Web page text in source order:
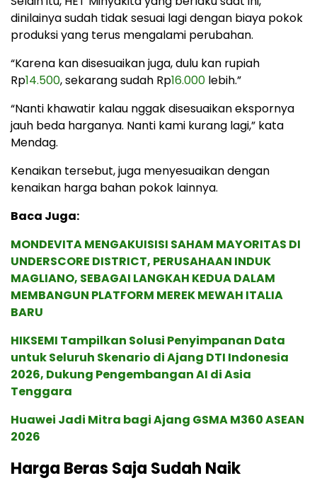
dinilainya sudah tidak sesuai lagi dengan biaya pokok
produksi yang terus mengalami perubahan.
“Karena kan disesuaikan juga, dulu kan rupiah
Rp14.500, sekarang sudah Rp16.000 lebih.”
“Nanti khawatir kalau nggak disesuaikan ekspornya
jauh beda harganya. Nanti kami kurang lagi,” kata
Mendag.
Kenaikan tersebut, juga menyesuaikan dengan
kenaikan harga bahan pokok lainnya.
Baca Juga:
MONDEVITA MENGAKUISISI SAHAM MAYORITAS DI
UNDERSCORE DISTRICT, PERUSAHAAN INDUK
MAGLIANO, SEBAGAI LANGKAH KEDUA DALAM
MEMBANGUN PLATFORM MEREK MEWAH ITALIA
BARU
HIKSEMI Tampilkan Solusi Penyimpanan Data
untuk Seluruh Skenario di Ajang DTI Indonesia
2026, Dukung Pengembangan AI di Asia
Tenggara
Huawei Jadi Mitra bagi Ajang GSMA M360 ASEAN
2026
Harga Beras Saja Sudah Naik